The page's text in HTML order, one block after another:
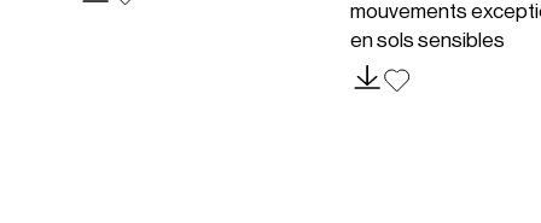
mouvements
en sols sensibles